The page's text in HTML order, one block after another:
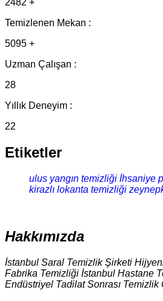
2482 +
Temizlenen Mekan :
5095 +
Uzman Çalışan :
28
Yıllık Deneyim :
22
Etiketler
ulus yangın temizliği İhsaniye
kirazlı lokanta temizliği
Hakkımızda
İstanbul Saral Temizlik Şirketi
Fabrika Temizliği İstanbul Hastane
Endüstriyel Tadilat Sonrası